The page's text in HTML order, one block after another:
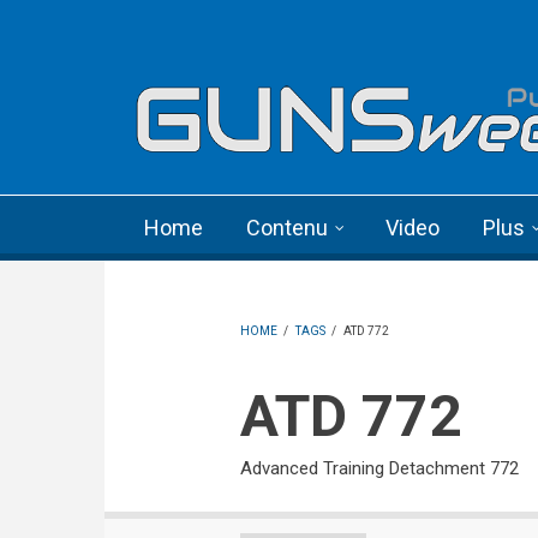
Home Contenu Video Plus
HOME / TAGS / ATD 772
ATD 772
Advanced Training Detachment 772